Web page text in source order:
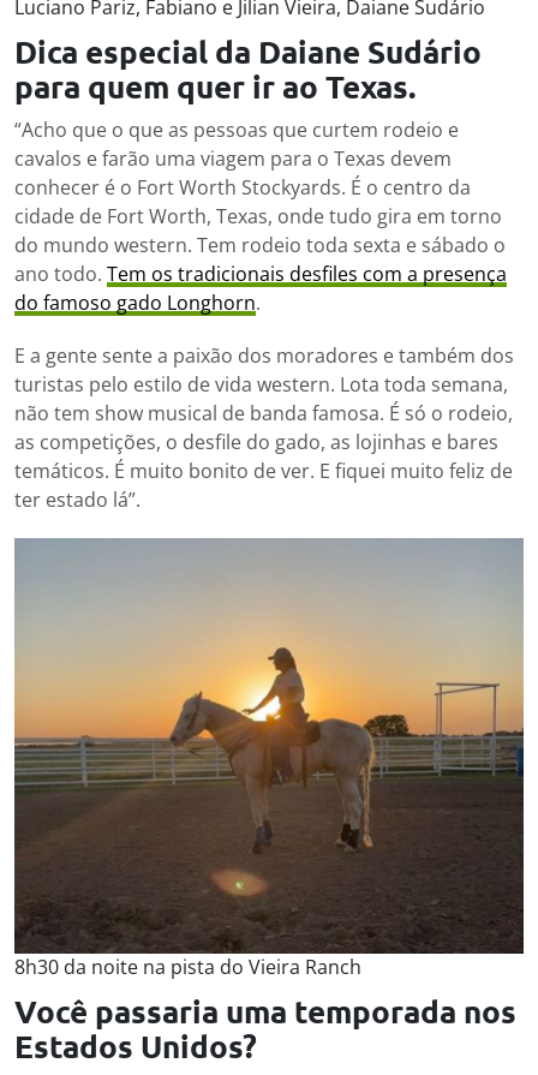
Luciano Pariz, Fabiano e Jilian Vieira, Daiane Sudário
Dica especial da Daiane Sudário
para quem quer ir ao Texas.
“Acho que o que as pessoas que curtem rodeio e
cavalos e farão uma viagem para o Texas devem
conhecer é o Fort Worth Stockyards. É o centro da
cidade de Fort Worth, Texas, onde tudo gira em torno
do mundo western. Tem rodeio toda sexta e sábado o
ano todo. Tem os tradicionais desfiles com a presença
do famoso gado Longhorn.
E a gente sente a paixão dos moradores e também dos
turistas pelo estilo de vida western. Lota toda semana,
não tem show musical de banda famosa. É só o rodeio,
as competições, o desfile do gado, as lojinhas e bares
temáticos. É muito bonito de ver. E fiquei muito feliz de
ter estado lá”.
8h30 da noite na pista do Vieira Ranch
Você passaria uma temporada nos
Estados Unidos?